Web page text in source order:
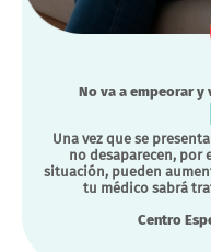
No va a empeorar y
Una vez que se
no desaparecen, por
situación, pueden
tu médico sabrá
Centro